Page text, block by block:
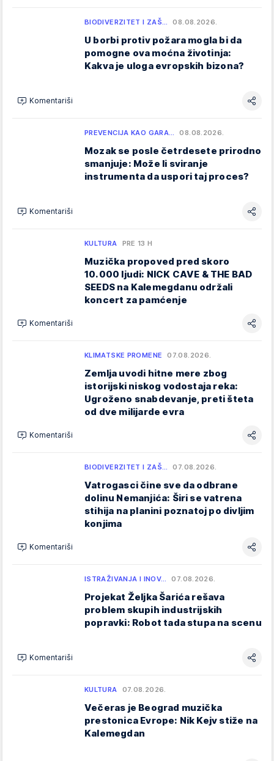
BIODIVERZITET I ZAŠ… 08.08.2026.
U borbi protiv požara mogla bi da
pomogne ova moćna životinja:
Kakva je uloga evropskih bizona?
Komentariši
PREVENCIJA KAO GARA… 08.08.2026.
Mozak se posle četrdesete prirodno
smanjuje: Može li sviranje
instrumenta da uspori taj proces?
Komentariši
KULTURA PRE 13 H
Muzička propoved pred skoro
10.000 ljudi: NICK CAVE & THE BAD
SEEDS na Kalemegdanu održali
koncert za pamćenje
Komentariši
KLIMATSKE PROMENE 07.08.2026.
Zemlja uvodi hitne mere zbog
istorijski niskog vodostaja reka:
Ugroženo snabdevanje, preti šteta
od dve milijarde evra
Komentariši
BIODIVERZITET I ZAŠ… 07.08.2026.
Vatrogasci čine sve da odbrane
dolinu Nemanjića: Širi se vatrena
stihija na planini poznatoj po divljim
konjima
Komentariši
ISTRAŽIVANJA I INOV… 07.08.2026.
Projekat Željka Šarića rešava
problem skupih industrijskih
popravki: Robot tada stupa na scenu
Komentariši
KULTURA 07.08.2026.
Večeras je Beograd muzička
prestonica Evrope: Nik Kejv stiže na
Kalemegdan